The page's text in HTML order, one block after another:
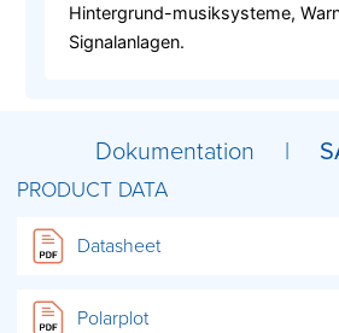
Hintergrund-musiksysteme,
Signalanlagen.
Dokumentation |
PRODUCT DATA
Datasheet
Polarplot